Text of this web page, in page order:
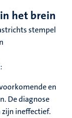
het brein
stempel
en
De diagnose
zijn ineffectief.